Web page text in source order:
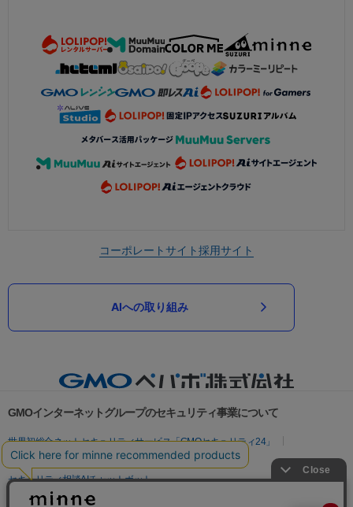
コーポレートサイト採用サイト
AIへの取り組み
GMOインターネットグループのセキュリティ事業について
世界初総合ネットセキュリティサービス「GMOセキュリティ24」
パスワード漏洩診断
Webサイトリスク診断
セキュリティ相談AIチャットボット
実在証明・盗聴対策